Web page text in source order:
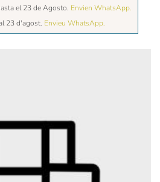
el 23 de Agosto. Envien WhatsApp.
23 d'agost. Envieu WhatsApp.